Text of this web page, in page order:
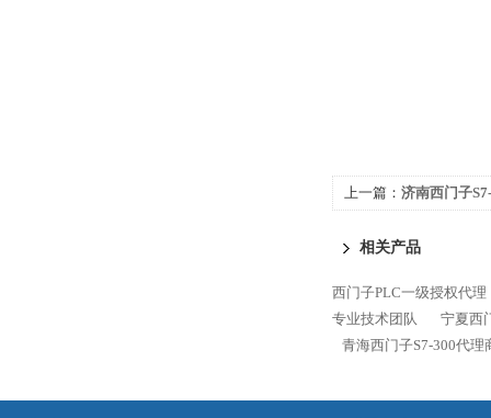
上一篇： 济南西门子
相关产品
西门子PLC一级授权代理
专业技术团队
宁夏西
青海西门子S7-300代理